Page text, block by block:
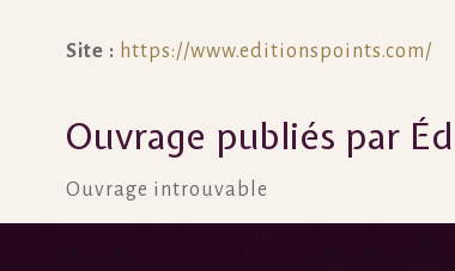
Site : https://www.editionspoints.com/
Ouvrage publiés par
Ouvrage introuvable